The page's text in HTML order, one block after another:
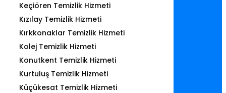
Keçiören Temizlik Hizmeti
Kızılay Temizlik Hizmeti
Kırkkonaklar Temizlik Hizmeti
Kolej Temizlik Hizmeti
Konutkent Temizlik Hizmeti
Kurtuluş Temizlik Hizmeti
Küçükesat Temizlik Hizmeti